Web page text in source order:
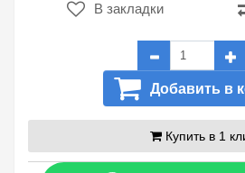
В закладки
Добавить в
Купить в 1